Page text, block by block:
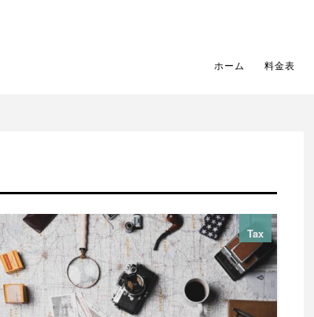
ホーム 料金表
Tax